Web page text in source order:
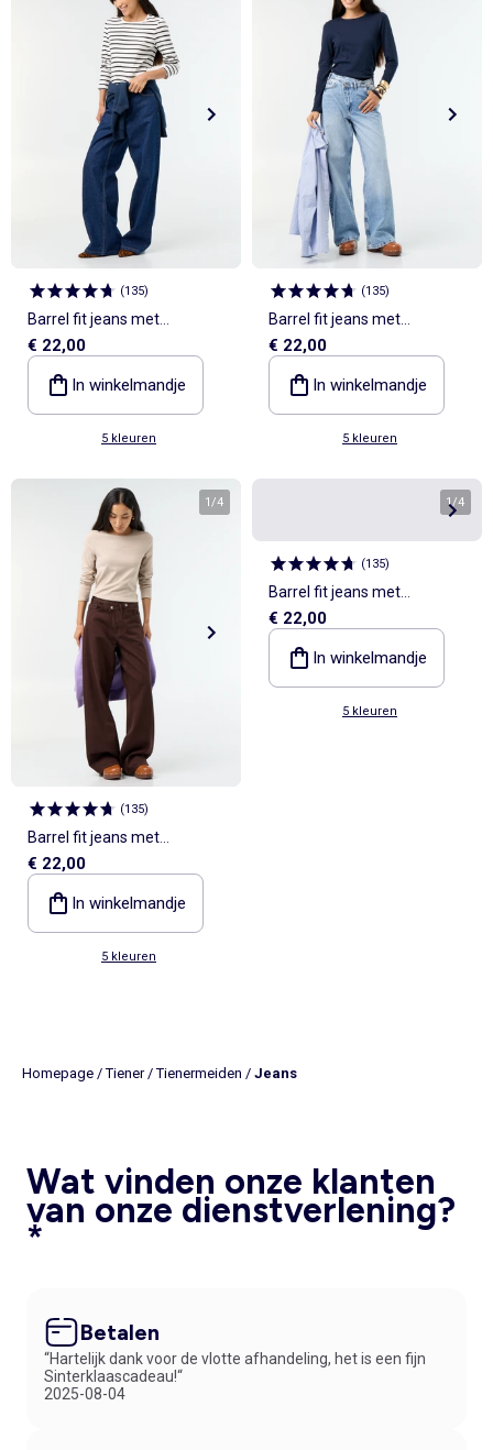
(135)
Barrel fit jeans met
asymmetrische
knoopsluiting
€ 22,00
In winkelmandje
5 kleuren
(135)
Barrel fit jeans met
asymmetrische
knoopsluiting
€ 22,00
In winkelmandje
5 kleuren
1/4
(135)
Barrel fit jeans met
asymmetrische
knoopsluiting
€ 22,00
In winkelmandje
5 kleuren
1/4
(135)
Barrel fit jeans met
asymmetrische
knoopsluiting
€ 22,00
In winkelmandje
5 kleuren
Homepage /Tiener/Tienermeiden / Jeans
Wat vinden onze klanten
van onze dienstverlening?
*
Betalen
“Hartelijk dank voor de vlotte afhandeling, het is een fijn
Sinterklaascadeau!“
2025-08-04